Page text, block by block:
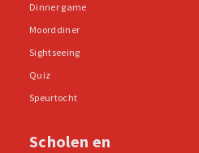
Dinner game
Moorddiner
Sightseeing
Quiz
Speurtocht
Scholen en